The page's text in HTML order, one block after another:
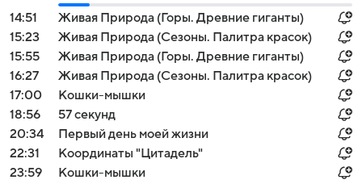
14:51
Живая Природа (Горы. Древние гиганты)
15:23
Живая Природа (Сезоны. Палитра красок)
15:55
Живая Природа (Горы. Древние гиганты)
16:27
Живая Природа (Сезоны. Палитра красок)
17:00
Кошки-мышки
18:56
57 секунд
20:34
Первый день моей жизни
22:31
Координаты "Цитадель"
23:59
Кошки-мышки